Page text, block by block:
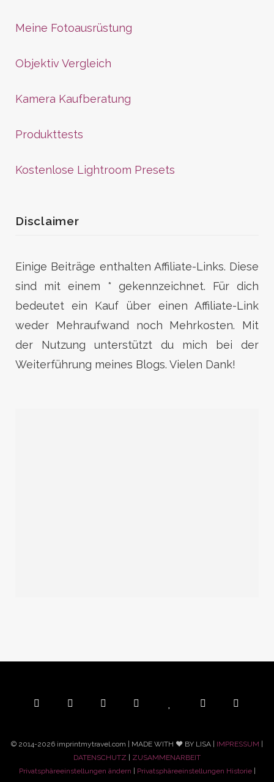
Meine Fotoausrüstung
Objektiv Vergleich
Kamera Kaufberatung
Produkttests
Kostenlose Lightroom Presets
Disclaimer
Einige Beiträge enthalten Affiliate-Links. Diese
sind mit einem * gekennzeichnet. Für dich
bedeutet ein Kauf über einen Affiliate-Link
weder Mehraufwand noch Mehrkosten. Mit
der Nutzung unterstützt du mich bei der
Weiterführung meines Blogs. Vielen Dank!
© 2014-2026 imprintmytravel.com | MADE WITH ♥ BY LISA | IMPRESSUM
DATENSCHUTZ
ZUSAMMENARBEIT
Privatsphäreeinstellungen ändern
Privatsphäreeinstellungen Historie|